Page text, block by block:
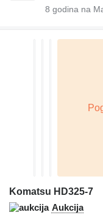
8 godina na
Komatsu HD325-7
Aukcija